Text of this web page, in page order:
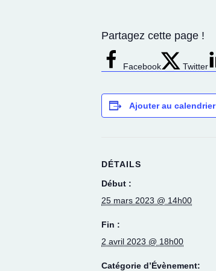
Partagez cette page !
Facebook Twitter
Ajouter au calendrier
DÉTAILS
Début :
25 mars 2023 @ 14h00
Fin :
2 avril 2023 @ 18h00
Catégorie d’Évènement: